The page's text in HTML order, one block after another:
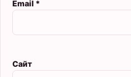
Email *
Сайт